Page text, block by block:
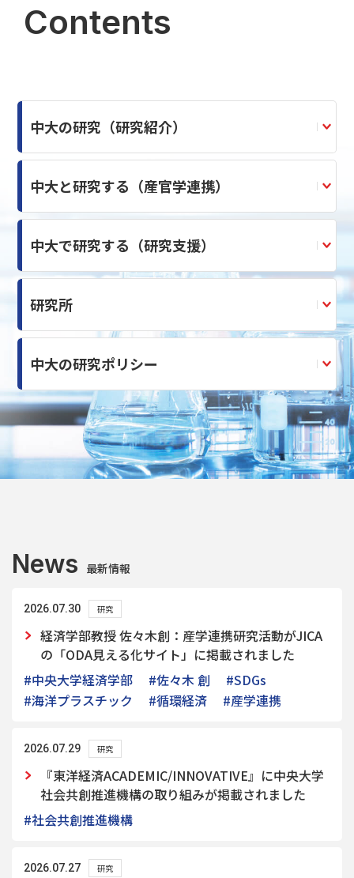
Contents
中大の研究（研究紹介）
中大と研究する（産官学連携）
中大で研究する（研究支援）
研究所
中大の研究ポリシー
News 最新情報
2026.07.30 研究
経済学部教授 佐々木創：産学連携研究活動がJICA
の「ODA見える化サイト」に掲載されました
#中央大学経済学部
#佐々木 創
#SDGs
#海洋プラスチック
#循環経済 #産学連携
2026.07.29 研究
『東洋経済ACADEMIC/INNOVATIVE』に中央大学
社会共創推進機構の取り組みが掲載されました
#社会共創推進機構
2026.07.27 研究